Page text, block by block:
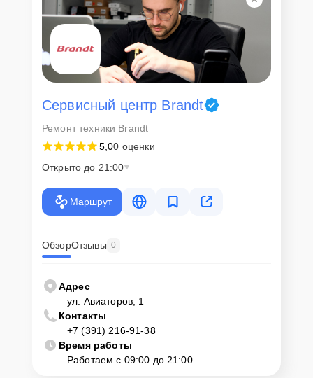
Сервисный центр Brandt
Ремонт техники Brandt
5,00 оценки
Открыто до 21:00
Маршрут
ОбзорОтзывы 0
Адрес
ул. Авиаторов, 1
Контакты
+7 (391) 216-91-38
Время работы
Работаем с 09:00 до 21:00